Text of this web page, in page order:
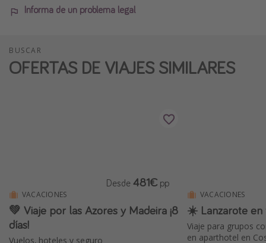
Informa de un problema legal
BUSCAR
OFERTAS DE VIAJES SIMILARES
VACACIONES
💚 Viaje por las Azores y Madeira ¡8
días!
Vuelos, hoteles y seguro
Desde 481€ pp
VACACIONES
☀️ Lanzarote en
Viaje para grupos
en aparthotel en